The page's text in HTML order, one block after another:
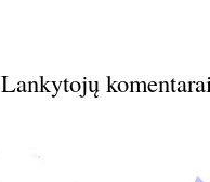
Lankytojų